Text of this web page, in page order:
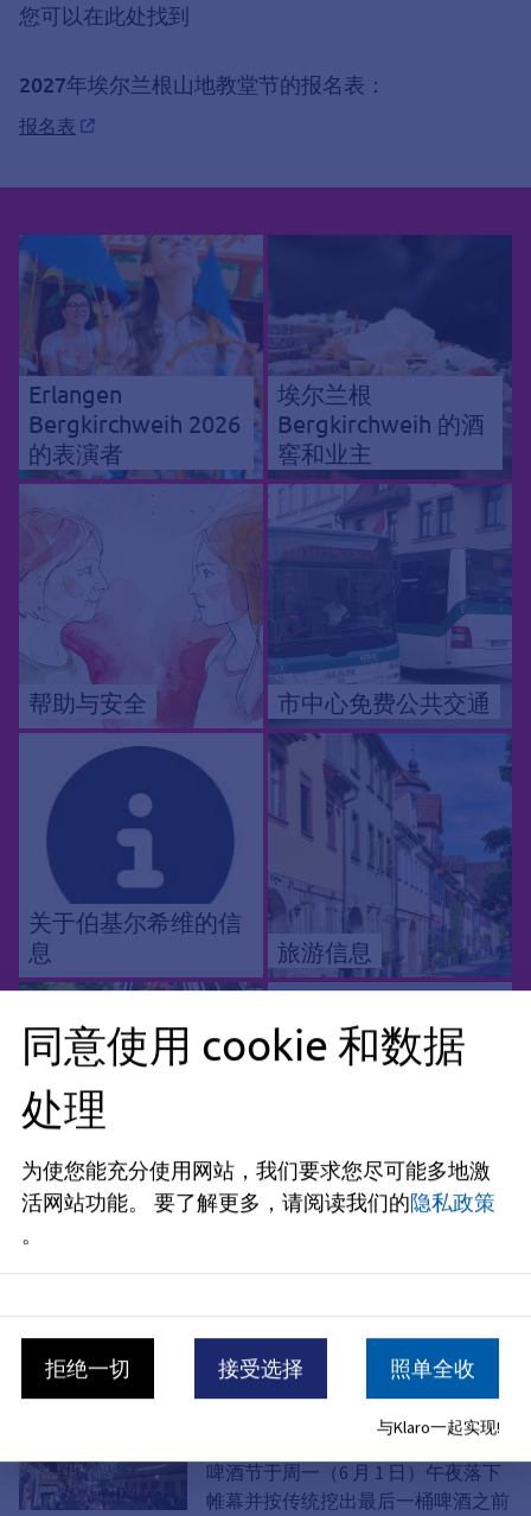
您可以在此处找到
2027年埃尔兰根山地教堂节的报名表：
报名表
Erlangen
Bergkirchweih 2026
的表演者
埃尔兰根
Bergkirchweih 的酒
窖和业主
帮助与安全 市中心免费公共交通
关于伯基尔希维的信
息
旅游信息
2026 年
Bergkirchweih 的平
面图和山地气压计
Bergkirchweih - 与
会者信息表
最新消息
Bergkirchweih 2026：回顾
在第 271 届 Erlangen Bergkirchweih
啤酒节于周一（6 月 1 日）午夜落下
帷幕并按传统挖出最后一桶啤酒之前
同意使用 cookie 和数据
处理
为使您能充分使用网站，我们要求您尽可能多地激
活网站功能。
要了解更多，请阅读我们的隐私政策
。
拒绝一切 接受选择 照单全收
与Klaro一起实现!